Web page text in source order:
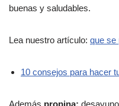
buenas y saludables.
Lea nuestro artículo: que se
10 consejos para hacer